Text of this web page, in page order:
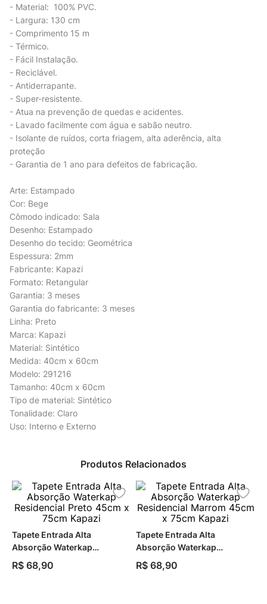
- Material: 100% PVC.
- Largura: 130 cm
- Comprimento 15 m
- Térmico.
- Fácil Instalação.
- Reciclável.
- Antiderrapante.
- Super-resistente.
- Atua na prevenção de quedas e acidentes.
- Lavado facilmente com água e sabão neutro.
- Isolante de ruídos, corta friagem, alta aderência, alta
proteção
- Garantia de 1 ano para defeitos de fabricação.
Arte: Estampado
Cor: Bege
Cômodo indicado: Sala
Desenho: Estampado
Desenho do tecido: Geométrica
Espessura: 2mm
Fabricante: Kapazi
Formato: Retangular
Garantia: 3 meses
Garantia do fabricante: 3 meses
Linha: Preto
Marca: Kapazi
Material: Sintético
Medida: 40cm x 60cm
Modelo: 291216
Tamanho: 40cm x 60cm
Tipo de material: Sintético
Tonalidade: Claro
Uso: Interno e Externo
Produtos Relacionados
Tapete Entrada Alta
Absorção Waterkap
Residencial Preto 45cm x
75cm Kapazi
R$ 68,90
Tapete Entrada Alta
Absorção Waterkap
Residencial Marrom 45cm x
75cm Kapazi
R$ 68,90